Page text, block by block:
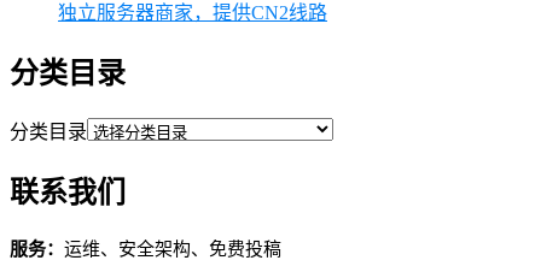
独立服务器商家，提供CN2线路
分类目录
分类目录
联系我们
服务： 运维、安全架构、免费投稿